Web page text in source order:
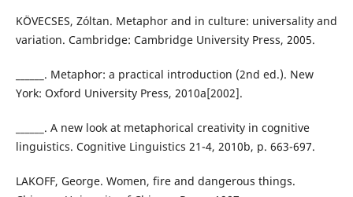
KÖVECSES, Zóltan. Metaphor and in culture: universality and
variation. Cambridge: Cambridge University Press, 2005.
______. Metaphor: a practical introduction (2nd ed.). New
York: Oxford University Press, 2010a[2002].
______. A new look at metaphorical creativity in cognitive
linguistics. Cognitive Linguistics 21-4, 2010b, p. 663-697.
LAKOFF, George. Women, fire and dangerous things.